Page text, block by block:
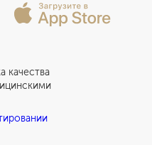
качества